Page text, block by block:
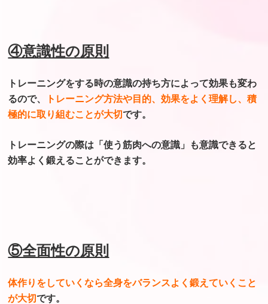
④意識性の原則
トレーニングをする時の意識の持ち方によって効果も変わ
るので、
トレーニング方法や目的、効果をよく理解し、積
極的に取り組むことが大切です。
トレーニングの際は「使う筋肉への意識」も意識できると
効率よく鍛えることができます。
⑤全面性の原則
体作りをしていくなら全身をバランスよく鍛えていくこと
が大切です。